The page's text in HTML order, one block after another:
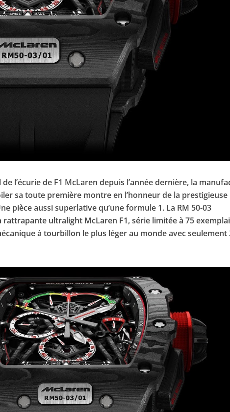
l’écurie de F1 McLaren depuis l’année dernière, la
sa toute première montre en l’honneur de la prestigieuse
pièce aussi superlative qu’une formule 1. La RM 50-03
ultralight McLaren F1, série limitée à 75
à tourbillon le plus léger au monde avec seulement